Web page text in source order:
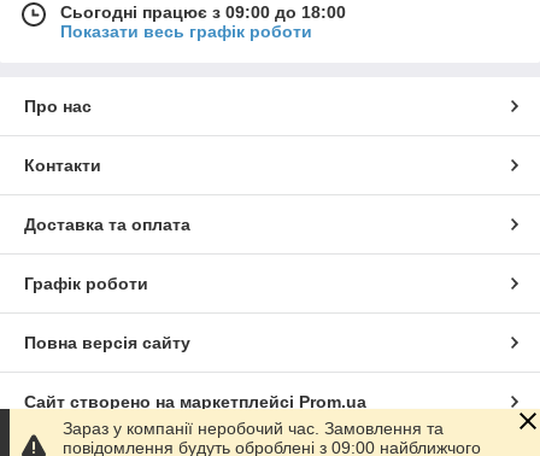
Сьогодні працює з 09:00 до 18:00
Показати весь графік роботи
Про нас
Контакти
Доставка та оплата
Графік роботи
Повна версія сайту
Сайт створено на маркетплейсі Prom.ua
Зараз у компанії неробочий час. Замовлення та
повідомлення будуть оброблені з 09:00 найближчого